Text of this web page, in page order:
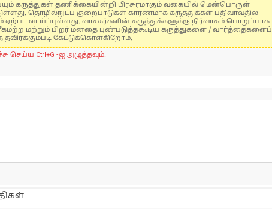
கருத்துகள் தணிக்கையின்றி பிரசுரமாகும் வகையில் மென்பொருள்
தொழில்நுட்ப குறைபாடுகள் காரணமாக கருத்துக்கள் பதிவாவதில்
ஏற்பட வாய்ப்புள்ளது. வாசகர்களின் கருத்துக்களுக்கு நிர்வாகம் பொறுப்பாக
மற்றும் பிறர் மனதை புண்படுத்தகூடிய கருத்துகளை / வார்த்தைகளைப்
கேட்டுக்கொள்கிறோம்.
செய்ய Ctrl+G -ஐ அழுத்தவும்.